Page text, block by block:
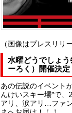
（画像はプレスリリ
水曜どうでしょ
ーろく）開催決定
あの伝説のイベント
んけいスキー場”で
アリ、涙アリ…ファ